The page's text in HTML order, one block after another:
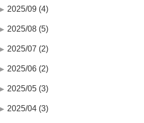
2025/09 (4)
2025/08 (5)
2025/07 (2)
2025/06 (2)
2025/05 (3)
2025/04 (3)